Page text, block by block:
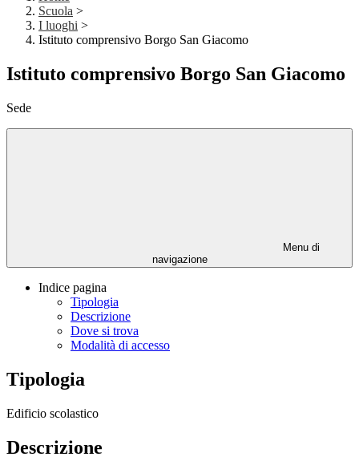
Scuola >
I luoghi >
Istituto comprensivo Borgo San Giacomo
Istituto comprensivo Borgo San Giacomo
Sede
Menu di
navigazione
Indice pagina
Tipologia
Descrizione
Dove si trova
Modalità di accesso
Tipologia
Edificio scolastico
Descrizione